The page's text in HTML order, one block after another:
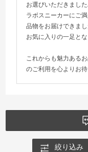
お選びいただきまし
ラボスニーカーにご
品物をお届けできま
お気に入りの一足と
これからも魅力ある
のご利用を心よりお待
絞り込み